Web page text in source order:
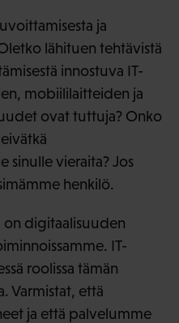
ja
lähituen tehtävistä
innostuva IT-
mobiililaitteiden ja
ovat tuttuja? Onko
sinulle vieraita? Jos
henkilö.
on digitaalisuuden
IT-
roolissa tämän
Varmistat, että
ja että palvelumme